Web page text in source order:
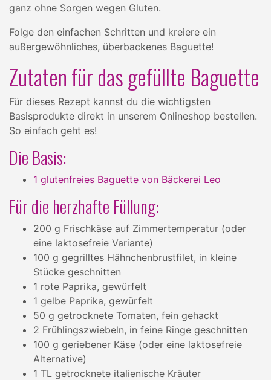
ganz ohne Sorgen wegen Gluten.
Folge den einfachen Schritten und kreiere ein
außergewöhnliches, überbackenes Baguette!
Zutaten für das gefüllte Baguette
Für dieses Rezept kannst du die wichtigsten
Basisprodukte direkt in unserem Onlineshop bestellen.
So einfach geht es!
Die Basis:
1 glutenfreies Baguette von Bäckerei Leo
Für die herzhafte Füllung:
200 g Frischkäse auf Zimmertemperatur (oder
eine laktosefreie Variante)
100 g gegrilltes Hähnchenbrustfilet, in kleine
Stücke geschnitten
1 rote Paprika, gewürfelt
1 gelbe Paprika, gewürfelt
50 g getrocknete Tomaten, fein gehackt
2 Frühlingszwiebeln, in feine Ringe geschnitten
100 g geriebener Käse (oder eine laktosefreie
Alternative)
1 TL getrocknete italienische Kräuter